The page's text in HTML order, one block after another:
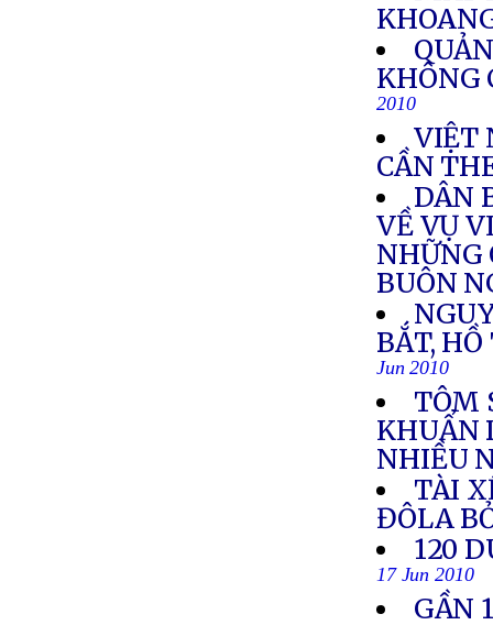
KHÔNG
2010
VIỆT
CẦN
DÂN
VỀ VỤ
NHỮNG
BUÔN
BẮT,
Jun 2010
TÔM
KHUẨN
NHIỀU
TÀI
ĐÔLA
120
17 Jun 2010
GẦN